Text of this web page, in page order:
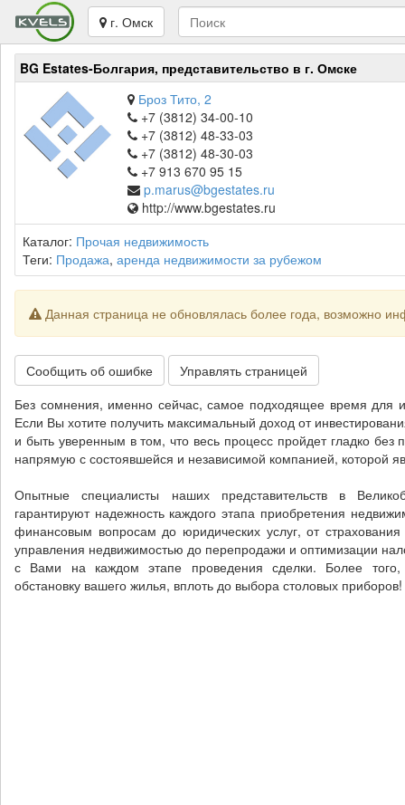
г. Омск
BG Estates-Болгария, представительство в г. Омске
Броз Тито, 2
+7 (3812) 34-00-10
+7 (3812) 48-33-03
+7 (3812) 48-30-03
+7 913 670 95 15
p.marus@bgestates.ru
http://www.bgestates.ru
Каталог: Прочая недвижимость
Теги: Продажа, аренда недвижимости за рубежом
Данная страница не обновлялась более года, возможно
Сообщить об ошибке
Управлять страницей
Без сомнения, именно сейчас, самое подходящее время для
Если Вы хотите получить максимальный доход от
и быть уверенным в том, что весь процесс пройдет гладко без
напрямую с состоявшейся и независимой компанией, которой
Опытные специалисты наших представительств в
гарантируют надежность каждого этапа приобретения
финансовым вопросам до юридических услуг, от
управления недвижимостью до перепродажи и оптимизации
с Вами на каждом этапе проведения сделки. Более
обстановку вашего жилья, вплоть до выбора столовых приборов!